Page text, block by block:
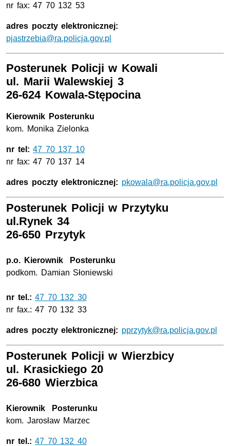
nr fax: 47 70 132 53
adres poczty elektronicznej:
pjastrzebia@ra.policja.gov.pl
Posterunek Policji w Kowali
ul. Marii Walewskiej 3
26-624 Kowala-Stępocina
Kierownik Posterunku
kom. Monika Zielonka
nr tel: 47 70 137 10
nr fax: 47 70 137 14
adres poczty elektronicznej: pkowala@ra.policja.gov.pl
Posterunek Policji w Przytyku
ul.Rynek 34
26-650 Przytyk
p.o. Kierownik Posterunku
podkom. Damian Słoniewski
nr tel.: 47 70 132 30
nr fax.: 47 70 132 33
adres poczty elektronicznej: pprzytyk@ra.policja.gov.pl
Posterunek Policji w Wierzbicy
ul. Krasickiego 20
26-680 Wierzbica
Kierownik Posterunku
kom. Jarosław Marzec
nr tel.: 47 70 132 40